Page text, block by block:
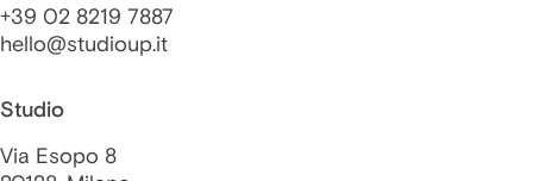
+39 02 8219 7887
hello@studioup.it
Studio
Via Esopo 8